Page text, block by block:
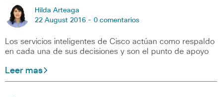
Hilda Arteaga
22 August 2016 - 0 comentarios
Los servicios inteligentes de Cisco actúan como respaldo
en cada una de sus decisiones y son el punto de apoyo
Leer mas